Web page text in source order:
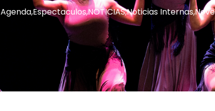
Agenda,Espectaculos,NOTICIAS,Noticias Internas,